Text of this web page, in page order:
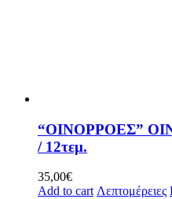
“ΟΙΝΟΡΡΟΕΣ”
/ 12τεμ.
35,00€
Add to cart Λεπτομέρειες